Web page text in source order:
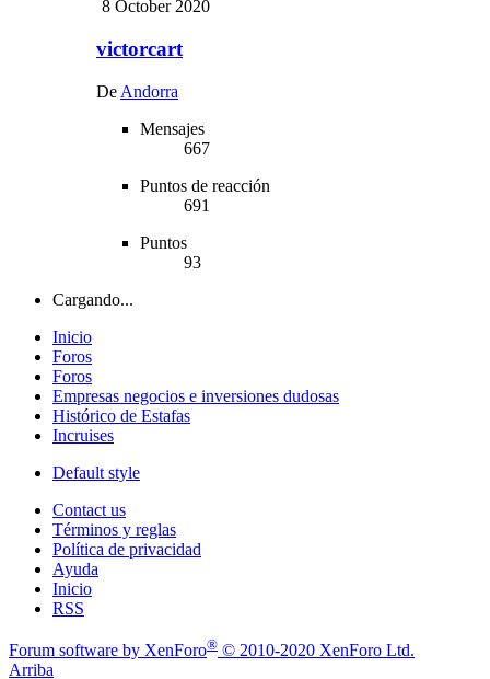
8 October 2020
victorcart
De Andorra
Mensajes
667
Puntos de reacción
691
Puntos
93
Cargando...
Inicio
Foros
Foros
Empresas negocios e inversiones dudosas
Histórico de Estafas
Incruises
Default style
Contact us
Términos y reglas
Política de privacidad
Ayuda
Inicio
RSS
Forum software by XenForo® © 2010-2020 XenForo Ltd.
Arriba